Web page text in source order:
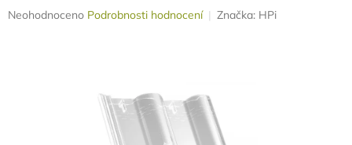
Průměrné
Neohodnoceno Podrobnosti hodnocení Značka: HPi